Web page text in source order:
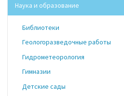
Наука и образование
Библиотеки
Геологоразведочные работы
Гидрометеорология
Гимназии
Детские сады